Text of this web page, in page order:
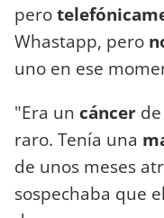
pero
Whastapp, pero
uno en ese
"Era un cáncer de
raro. Tenía una
de unos meses
sospechaba que